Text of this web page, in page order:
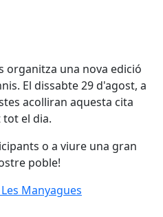
organitza una nova edició
El dissabte 29 d'agost, a
acolliran aquesta cita
el dia.
o a viure una gran
poble!
Manyagues
Manyagues